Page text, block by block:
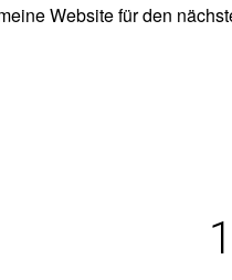
Website für den